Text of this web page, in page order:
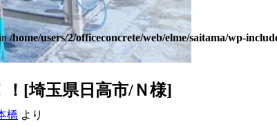
in/home/users/2/officeconcrete/web/elme/saitama/wp-
橋 より
[埼玉県日高市/Ｎ様]